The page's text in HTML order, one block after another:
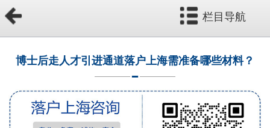
栏目导航
博士后走人才引进通道落户上海需准备哪些材料？